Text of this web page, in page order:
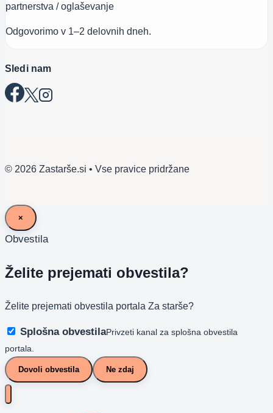
partnerstva / oglaševanje
Odgovorimo v 1–2 delovnih dneh.
Sledi nam
© 2026 Zastarše.si • Vse pravice pridržane
×
Obvestila
Želite prejemati obvestila?
Želite prejemati obvestila portala Za starše?
Splošna obvestilaPrivzeti kanal za splošna obvestila
portala.
Dovoli obvestila Ne zdaj